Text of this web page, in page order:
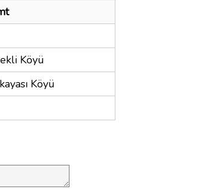
Köyü
Köyü